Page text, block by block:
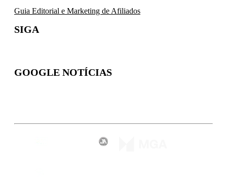
Guia Editorial e Marketing de Afiliados
SIGA
GOOGLE NOTÍCIAS